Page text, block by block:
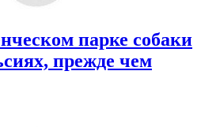
парке собаки
прежде чем